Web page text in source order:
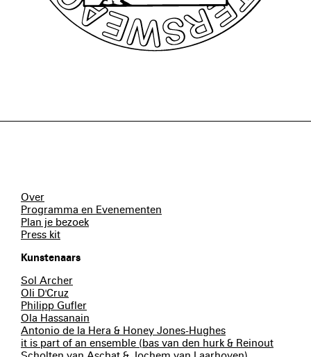
Over
Programma en Evenementen
Plan je bezoek
Press kit
Kunstenaars
Sol Archer
Oli D'Cruz
Philipp Gufler
Ola Hassanain
Antonio de la Hera & Honey Jones-Hughes
it is part of an ensemble (bas van den hurk & Reinout